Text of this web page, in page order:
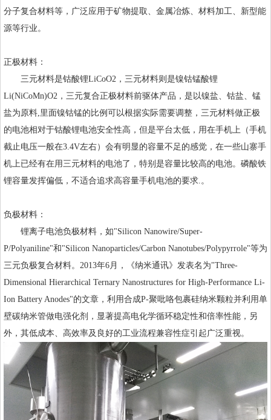
分子复合材料等，广泛应用于矿物提取、金属冶炼、材料加工、新型能
源等行业。
正极材料：
三元材料是钴酸锂LiCoO2，三元材料则是镍钴锰酸锂
Li(NiCoMn)O2，三元复合正极材料前驱体产品，是以镍盐、钴盐、锰
盐为原料,里面镍钴锰的比例可以根据实际需要调整，三元材料做正极
的电池相对于钴酸锂电池安全性高，但是平台太低，用在手机上（手机
截止电压一般在3.4V左右）会有明显的容量不足的感觉，在一些山寨手
机上已经有在用三元材料的电池了，特别是容量比较高的电池。磷酸铁
锂容量发挥偏低，不适合追求高容量手机电池的要求.。
负极材料：
锂离子电池负极材料，如"Silicon Nanowire/Super-
P/Polyaniline"和"Silicon Nanoparticles/Carbon Nanotubes/Polypyrrole"等为
三元负极复合材料。2013年6月，《纳米通讯》发表名为"Three-
Dimensional Hierarchical Ternary Nanostructures for High-Performance Li-
Ion Battery Anodes"的文章，利用合成P-聚吡咯包裹硅纳米颗粒并利用单
壁碳纳米管做电强化剂，显著提高电化学循环稳定性和倍率性能，另
外，其低成本、高效率及良好的工业流程兼容性症引起广泛重视。